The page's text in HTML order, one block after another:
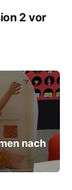
2 vor
nach